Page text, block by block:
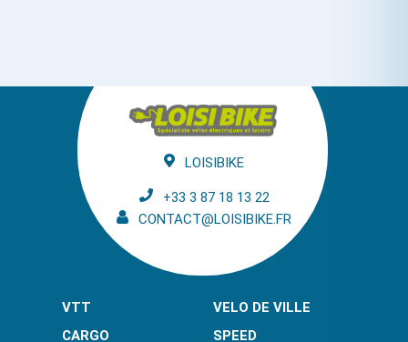
LOISIBIKE
+33 3 87 18 13 22
CONTACT@LOISIBIKE.FR
VTT
VELO DE VILLE
CARGO
SPEED